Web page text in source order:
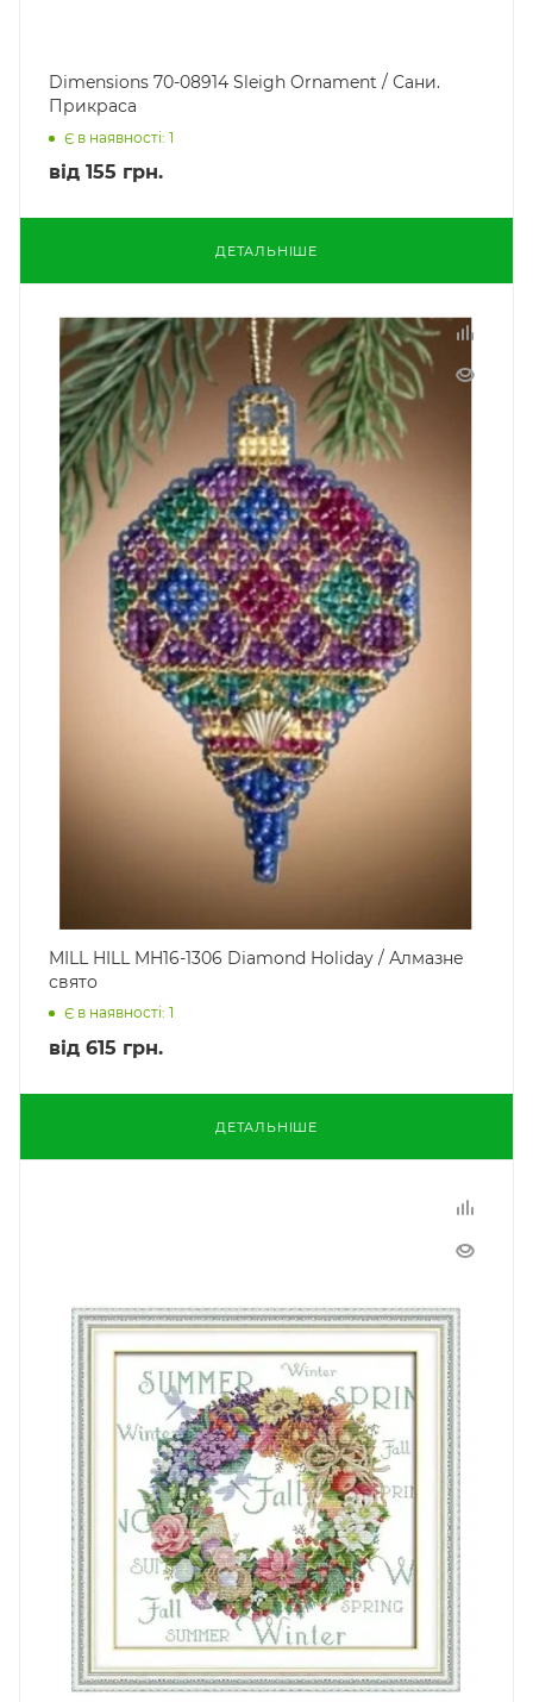
Dimensions 70-08914 Sleigh Ornament / Сани.
Прикраса
Є в наявності: 1
від 155 грн.
ДЕТАЛЬНІШЕ
MILL HILL MH16-1306 Diamond Holiday / Алмазне
свято
Є в наявності: 1
від 615 грн.
ДЕТАЛЬНІШЕ